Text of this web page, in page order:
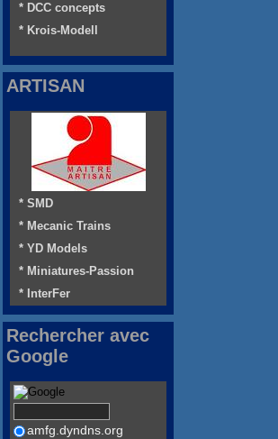
* DCC concepts
* Krois-Modell
ARTISAN
* SMD
* Mecanic Trains
* YD Models
* Miniatures-Passion
* InterFer
Rechercher avec
Google
amfg.dyndns.org